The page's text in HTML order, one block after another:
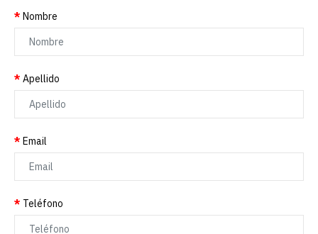
Nombre
Apellido
Email
Teléfono